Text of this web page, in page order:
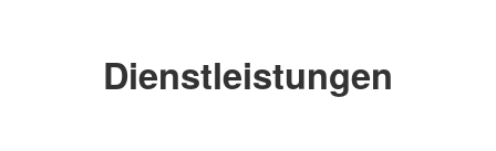
Dienstleistungen